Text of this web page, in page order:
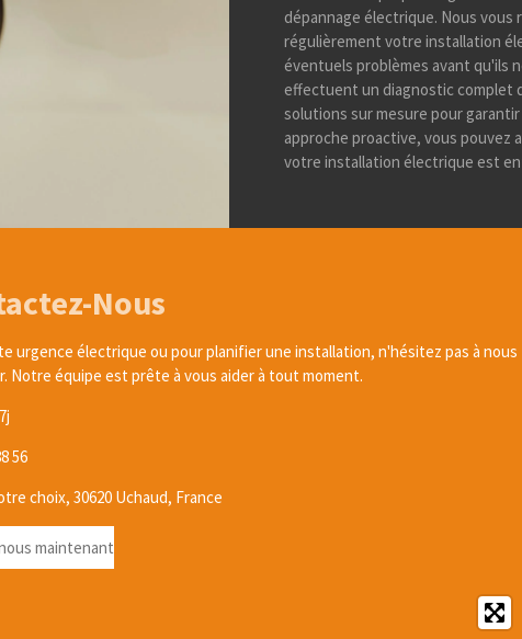
dépannage électrique. Nous
régulièrement votre installation
éventuels problèmes avant qu'ils
effectuent un diagnostic complet
solutions sur mesure pour
approche proactive, vous pouvez
votre installation électrique est
Nous
urgence électrique ou pour planifier une installation, n'hésitez pas à nous
Notre équipe est prête à vous aider à tout moment.
56
choix, 30620 Uchaud, France
maintenant